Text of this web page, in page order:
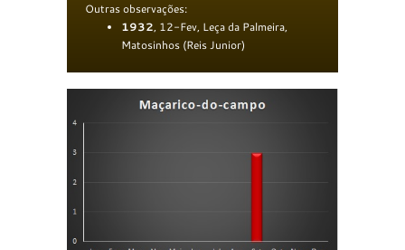
Outras observações:
1932, 12-Fev, Leça da Palmeira,
Matosinhos (Reis Junior)